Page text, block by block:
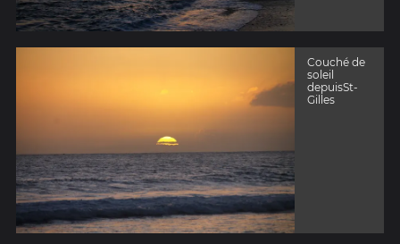
Couché de
soleil
depuisSt-
Gilles